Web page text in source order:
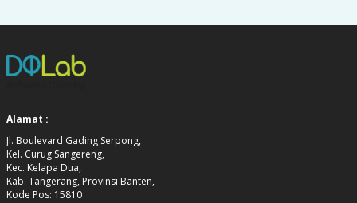
Alamat :
Jl. Boulevard Gading Serpong,
Kel. Curug Sangereng,
Kec. Kelapa Dua,
Kab. Tangerang, Provinsi Banten,
Kode Pos: 15810